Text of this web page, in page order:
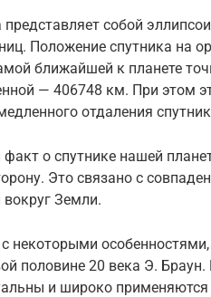
собой
Положение спутника на
ближайшей к планете
— 406748 км. При этом
отдаления
о спутнике нашей
Это связано с
вокруг Земли.
некоторыми
половине 20 века Э.
и широко применяются